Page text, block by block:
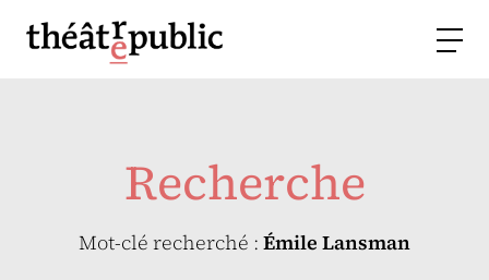
Recherche
Mot-clé recherché : Émile Lansman